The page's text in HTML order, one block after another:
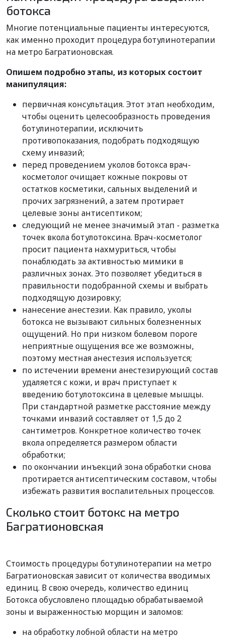
ботокса
Многие потенциальные пациенты интересуются,
как именно проходит процедура ботулинотерапии
на метро Багратионовская.
Опишем подробно этапы, из которых состоит
манипуляция:
первичная консультация. Этот этап необходим,
чтобы оценить целесообразность проведения
ботулинотерапии, исключить
противопоказания, подобрать подходящую
схему инвазий;
перед проведением уколов ботокса врач-
косметолог очищает кожные покровы от
остатков косметики, сальных выделений и
прочих загрязнений, а затем протирает
целевые зоны антисептиком;
следующий не менее значимый этап - разметка
точек вкола ботулотоксина. Врач-косметолог
просит пациента нахмуриться, чтобы
понаблюдать за активностью мимики в
различных зонах. Это позволяет убедиться в
правильности подобранной схемы и выбрать
подходящую дозировку;
нанесение анестезии. Как правило, уколы
ботокса не вызывают сильных болезненных
ощущений. Но при низком болевом пороге
неприятные ощущения все же возможны,
поэтому местная анестезия используется;
по истечении времени анестезирующий состав
удаляется с кожи, и врач приступает к
введению ботулотоксина в целевые мышцы.
При стандартной разметке расстояние между
точками инвазий составляет от 1,5 до 2
сантиметров. Конкретное количество точек
вкола определяется размером области
обработки;
по окончании инъекций зона обработки снова
протирается антисептическим составом, чтобы
избежать развития воспалительных процессов.
Сколько стоит ботокс на метро
Багратионовская
Стоимость процедуры ботулинотерапии на метро
Багратионовская зависит от количества вводимых
единиц. В свою очередь, количество единиц
Ботокса обусловлено площадью обрабатываемой
зоны и выраженностью морщин и заломов:
на обработку лобной области на метро